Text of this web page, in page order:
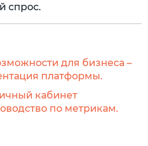
спрос.
для бизнеса –
платформы.
кабинет
по метрикам.